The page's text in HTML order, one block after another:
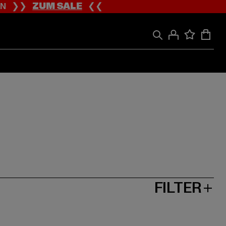
❯❯ZUM SALE❮❮
FILTER